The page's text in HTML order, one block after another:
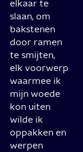
elkaar te
slaan, om
bakstenen
door ramen
te smijten,
elk voorwerp
waarmee ik
mijn woede
kon uiten
wilde ik
oppakken en
werpen